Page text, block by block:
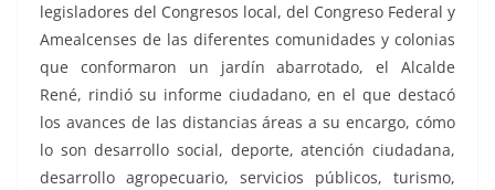
legisladores del Congresos local, del Congreso Federal y
Amealcenses de las diferentes comunidades y colonias
que conformaron un jardín abarrotado, el Alcalde
René, rindió su informe ciudadano, en el que destacó
los avances de las distancias áreas a su encargo, cómo
lo son desarrollo social, deporte, atención ciudadana,
desarrollo agropecuario, servicios públicos, turismo,